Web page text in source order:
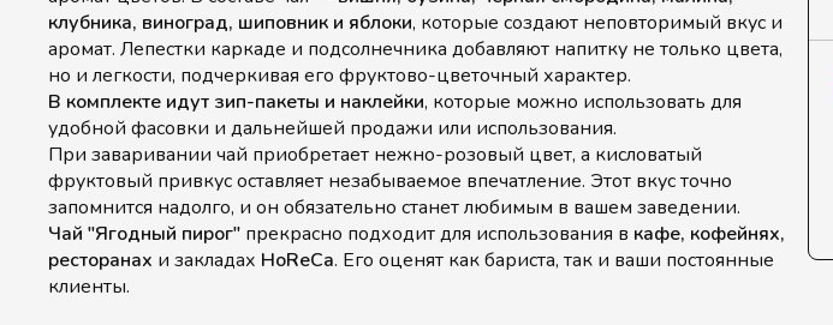
клубника, виноград, шиповник и яблоки, которые создают неповторимый вкус и
аромат. Лепестки каркаде и подсолнечника добавляют напитку не только цвета,
но и легкости, подчеркивая его фруктово-цветочный характер.
В комплекте идут зип-пакеты и наклейки, которые можно использовать для
удобной фасовки и дальнейшей продажи или использования.
При заваривании чай приобретает нежно-розовый цвет, а кисловатый
фруктовый привкус оставляет незабываемое впечатление. Этот вкус точно
запомнится надолго, и он обязательно станет любимым в вашем заведении.
Чай "Ягодный пирог" прекрасно подходит для использования в кафе, кофейнях,
ресторанах и закладах HoReCa. Его оценят как бариста, так и ваши постоянные
клиенты.